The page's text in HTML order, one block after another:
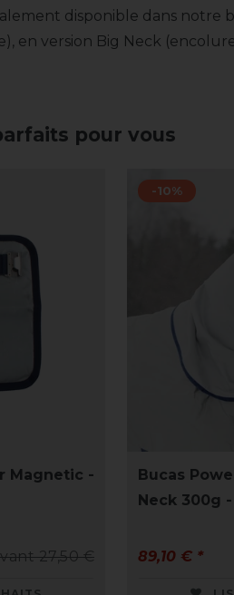
disponible dans notre
en version Big Neck
pour vous
Magnetic -
27,50 €
-10%
Bucas
Neck 300g
89,10 € *